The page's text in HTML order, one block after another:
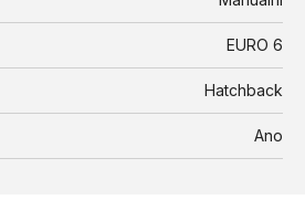
EURO 6
Hatchback
Ano